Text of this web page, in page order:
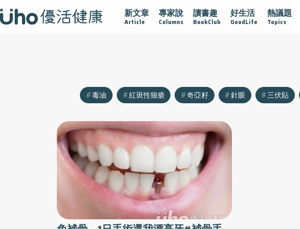
新文章
Article
專家說
Columns
讀書趣
BookClub
好生活
GoodLife
熱議題
Topics
黏 守護腺在 疫情保衛戰 再生醫學 愛的未來視 認識攝護腺肥大
毒油 紅斑性狼瘡 奇亞籽 針眼 三伏貼